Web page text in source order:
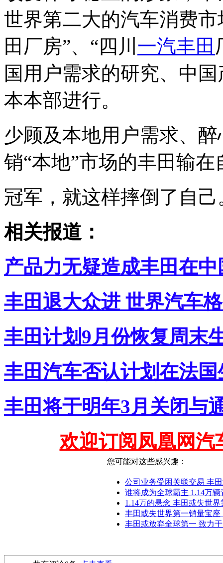
世界第二大的汽车消费
田厂房”、“四川 一汽丰田
国用户需求的研究、中
本本部进行。
少顾及本地用户需求、
销“本地”市场的丰田输
冠军，就这样摔倒了自己
相关报道：
产品力无疑造成丰田在
丰田退大众进 世界汽车
丰田计划9月份恢复周末
丰田汽车否认计划在法
丰田将于明年3月关闭与
欢迎订阅凤凰网汽
您可能对这些感兴趣：
公司业务受困关联交易 丰
谁将成为全球霸主 1.14万
1.14万的悬念 丰田或失世
丰田或失世界第一销量宝座
丰田或放弃全球第一 致力